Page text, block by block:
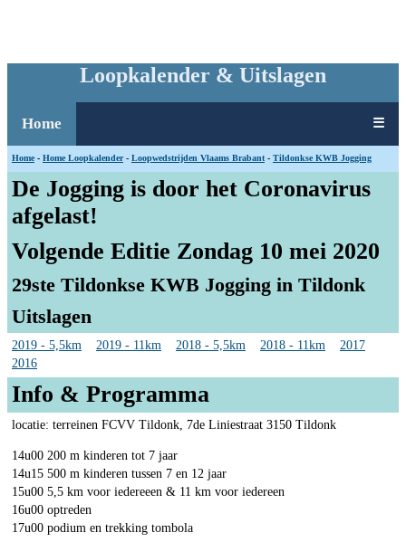
Loopkalender & Uitslagen
Home ☰
Home - Home Loopkalender- Loopwedstrijden Vlaams Brabant - Tildonkse KWB Jogging
De Jogging is door het Coronavirus
afgelast!
Volgende Editie Zondag 10 mei 2020
29ste Tildonkse KWB Jogging in Tildonk
Uitslagen
2019 - 5,5km 2019 - 11km 2018 - 5,5km 2018 - 11km
2017
2016
Info & Programma
locatie: terreinen FCVV Tildonk, 7de Liniestraat 3150 Tildonk
14u00 200 m kinderen tot 7 jaar
14u15 500 m kinderen tussen 7 en 12 jaar
15u00 5,5 km voor iedereeen & 11 km voor iedereen
16u00 optreden
17u00 podium en trekking tombola